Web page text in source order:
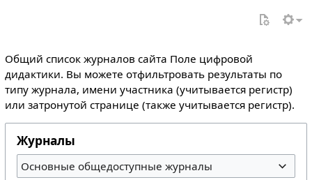
Общий список журналов сайта Поле цифровой
дидактики. Вы можете отфильтровать результаты по
типу журнала, имени участника (учитывается регистр)
или затронутой странице (также учитывается регистр).
Журналы
Основные общедоступные журналы